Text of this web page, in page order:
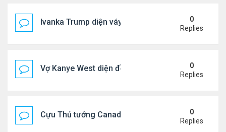
Ivanka Trump diện váy hở eo táo bạo, khoe vòng
0
Replies
Vợ Kanye West diện đồ xẻ bạo, dự tiệc ở đảo Ibiza
0
Replies
Cựu Thủ tướng Canada đắm đuối khóa môi Katy
0
Replies